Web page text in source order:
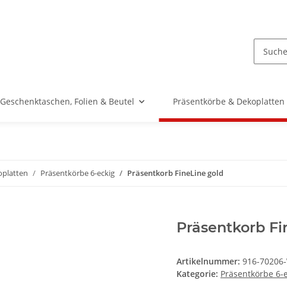
Geschenktaschen, Folien & Beutel Präsentkörbe & Dekoplatten
Präsentkörbe 6-eckig Präsentkorb FineLine gold
Präsentkorb
Artikelnummer: 916-
Kategorie: Präsentkörbe 6-